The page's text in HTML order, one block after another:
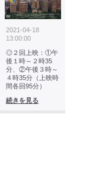
2021-04-18
13:00:00
◎２回上映：①午
後１時～２時35
分、②午後３時～
４時35分（上映時
間各回95分）
続きを見る